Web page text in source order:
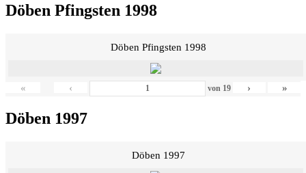
Döben Pfingsten 1998
Döben Pfingsten 1998
« ‹ von 19 › »
Döben 1997
Döben 1997